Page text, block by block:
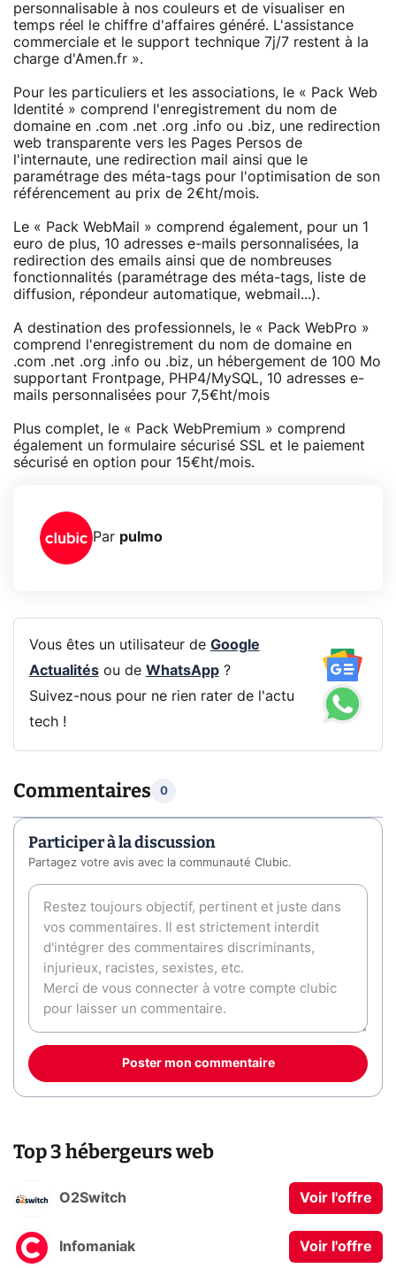
personnalisable à nos couleurs et de visualiser en
temps réel le chiffre d'affaires généré. L'assistance
commerciale et le support technique 7j/7 restent à la
charge d'Amen.fr ».
Pour les particuliers et les associations, le « Pack Web
Identité » comprend l'enregistrement du nom de
domaine en .com .net .org .info ou .biz, une redirection
web transparente vers les Pages Persos de
l'internaute, une redirection mail ainsi que le
paramétrage des méta-tags pour l'optimisation de son
référencement au prix de 2€ht/mois.
Le « Pack WebMail » comprend également, pour un 1
euro de plus, 10 adresses e-mails personnalisées, la
redirection des emails ainsi que de nombreuses
fonctionnalités (paramétrage des méta-tags, liste de
diffusion, répondeur automatique, webmail...).
A destination des professionnels, le « Pack WebPro »
comprend l'enregistrement du nom de domaine en
.com .net .org .info ou .biz, un hébergement de 100 Mo
supportant Frontpage, PHP4/MySQL, 10 adresses e-
mails personnalisées pour 7,5€ht/mois
Plus complet, le « Pack WebPremium » comprend
également un formulaire sécurisé SSL et le paiement
sécurisé en option pour 15€ht/mois.
Par pulmo
Vous êtes un utilisateur de Google
Actualitésou de WhatsApp?
Suivez-nous pour ne rien rater de l'actu
tech !
Commentaires 0
Participer à la discussion
Partagez votre avis avec la communauté Clubic.
Poster mon commentaire
Top 3 hébergeurs web
O2Switch Voir l'offre
Infomaniak Voir l'offre